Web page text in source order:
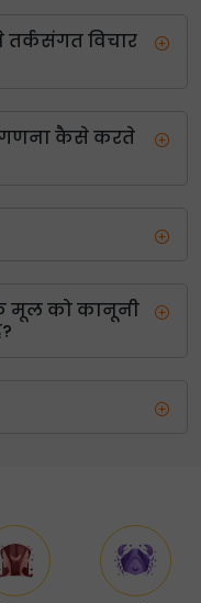
विचार
गणना कैसे करते
मूल को कानूनी